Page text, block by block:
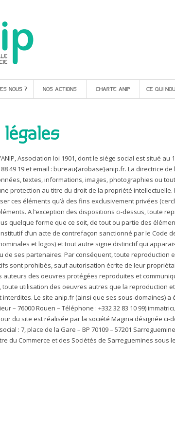
NOUS ? NOS ACTIONS CHARTE ANIP CE QUI
Association loi 1901, dont le siège social est situé au
88 49 19 et email : bureau{arobase}anip.fr. La directrice
textes, informations, images, photographies ou
protection au titre du droit de la propriété intellectuelle.
ces éléments qu’à des fins exclusivement privées
A l’exception des dispositions ci-dessus, toute
quelque forme que ce soit, de tout ou partie des
d’un acte de contrefaçon sanctionné par le Code
et logos) et tout autre signe distinctif qui
de ses partenaires. Par conséquent, toute
sont prohibés, sauf autorisation écrite de leur
auteurs des oeuvres protégées reproduites et
utilisation des oeuvres autres que la reproduction
Le site anip.fr (ainsi que ses sous-domaines) a
– 76000 Rouen – Téléphone : +332 32 83 10 99)
du site est réalisée par la société Magina désignée ci-
: 7, place de la Gare – BP 70109 – 57201
du Commerce et des Sociétés de Sarreguemines sous le